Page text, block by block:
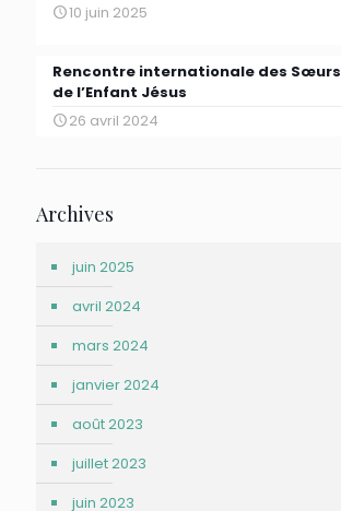
10 juin 2025
Rencontre internationale des Sœurs
de l’Enfant Jésus
26 avril 2024
Archives
juin 2025
avril 2024
mars 2024
janvier 2024
août 2023
juillet 2023
juin 2023